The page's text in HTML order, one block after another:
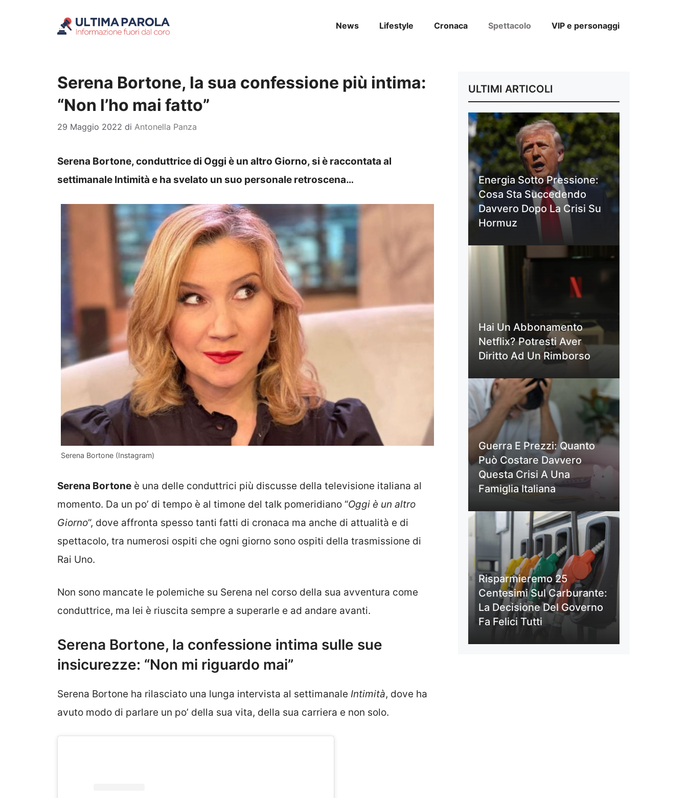
News Lifestyle Cronaca Spettacolo VIP e personaggi
Serena Bortone, la sua confessione più intima:
“Non l’ho mai fatto”
29 Maggio 2022 di Antonella Panza
Serena Bortone, conduttrice di Oggi è un altro Giorno, si è raccontata al
settimanale Intimità e ha svelato un suo personale retroscena…
Serena Bortone (Instagram)
Serena Bortone è una delle conduttrici più discusse della televisione italiana al
momento. Da un po’ di tempo è al timone del talk pomeridiano “Oggi è un altro
Giorno“, dove affronta spesso tanti fatti di cronaca ma anche di attualità e di
spettacolo, tra numerosi ospiti che ogni giorno sono ospiti della trasmissione di
Rai Uno.
Non sono mancate le polemiche su Serena nel corso della sua avventura come
conduttrice, ma lei è riuscita sempre a superarle e ad andare avanti.
Serena Bortone, la confessione intima sulle sue
insicurezze: “Non mi riguardo mai”
Serena Bortone ha rilasciato una lunga intervista al settimanale Intimità, dove ha
avuto modo di parlare un po’ della sua vita, della sua carriera e non solo.
ULTIMI ARTICOLI
Energia Sotto Pressione:
Cosa Sta Succedendo
Davvero Dopo La Crisi Su
Hormuz
Hai Un Abbonamento
Netflix? Potresti Aver
Diritto Ad Un Rimborso
Guerra E Prezzi: Quanto
Può Costare Davvero
Questa Crisi A Una
Famiglia Italiana
Risparmieremo 25
Centesimi Sul Carburante:
La Decisione Del Governo
Fa Felici Tutti